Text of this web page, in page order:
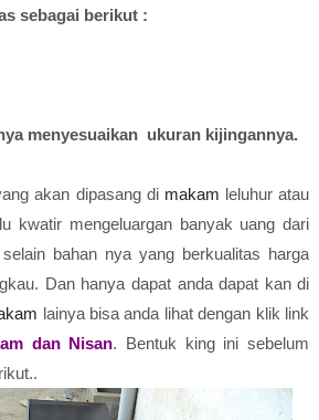
sebagai berikut :
menyesuaikan ukuran kijingannya.
akan dipasang di makam leluhur atau
kwatir mengeluargan banyak uang dari
bahan nya yang berkualitas harga
Dan hanya dapat anda dapat kan di
lainya bisa anda lihat dengan klik link
dan Nisan. Bentuk king ini sebelum